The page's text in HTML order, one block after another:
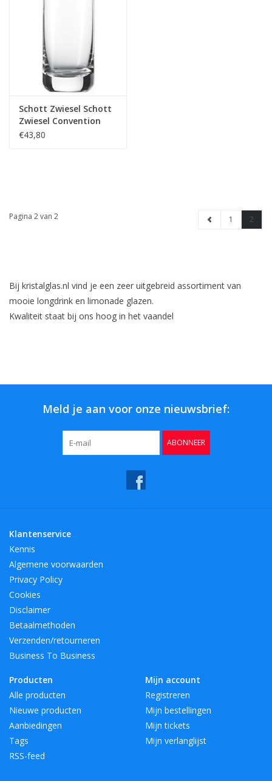
Schott Zwiesel Schott
Zwiesel Convention
Bier Tumbler 42 - 0.32
€43,80
Pagina 2 van 2 1 2
Bij kristalglas.nl vind je een zeer uitgebreid assortiment van
mooie longdrink en limonade glazen.
Kwaliteit staat bij ons hoog in het vaandel
Meld je aan voor onze nieuwsbrief:
ABONNEER
Klantenservice
Kennis
Algemene voorwaarden
Privacy Policy
Cookies
Disclaimer
Betaalmethoden
Verzenden/retourneren
Business To Business
Producten
Alle producten
Nieuwe producten
Aanbiedingen
Tags
RSS-feed
Mijn account
Registreren
Mijn bestellingen
Mijn tickets
Mijn verlanglijst